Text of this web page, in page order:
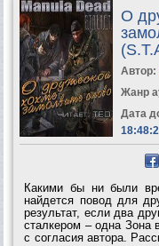
О
Автор:
Жанр
Дата
Какими бы ни были
найдется повод для
результат, если два
сталкером – одна Зона
с согласия автора.